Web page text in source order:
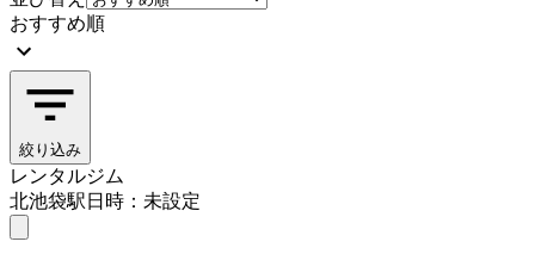
おすすめ順
絞り込み
レンタルジム
北池袋駅日時：未設定